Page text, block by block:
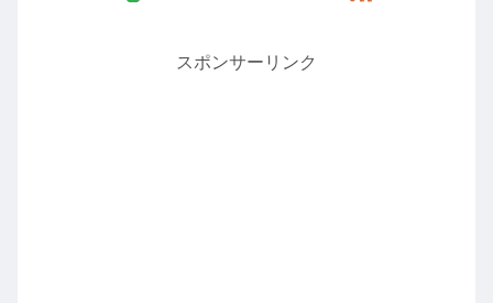
スポンサーリンク